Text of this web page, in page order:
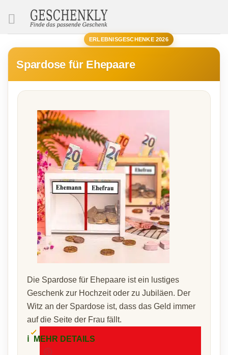
ERLEBNISGESCHENKE 2026
Spardose für Ehepaare
Die Spardose für Ehepaare ist ein lustiges
Geschenk zur Hochzeit oder zu Jubiläen. Der
Witz an der Spardose ist, dass das Geld immer
auf die Seite der Frau fällt.
ℹ️ MEHR DETAILS